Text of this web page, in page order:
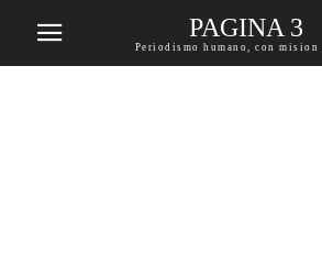
PAGINA 3
Periodismo humano, con mision